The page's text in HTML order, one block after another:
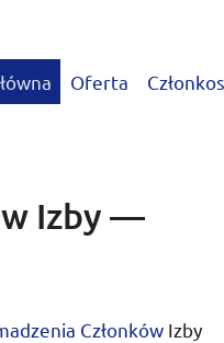
Oferta
Izby —
Członków Izby